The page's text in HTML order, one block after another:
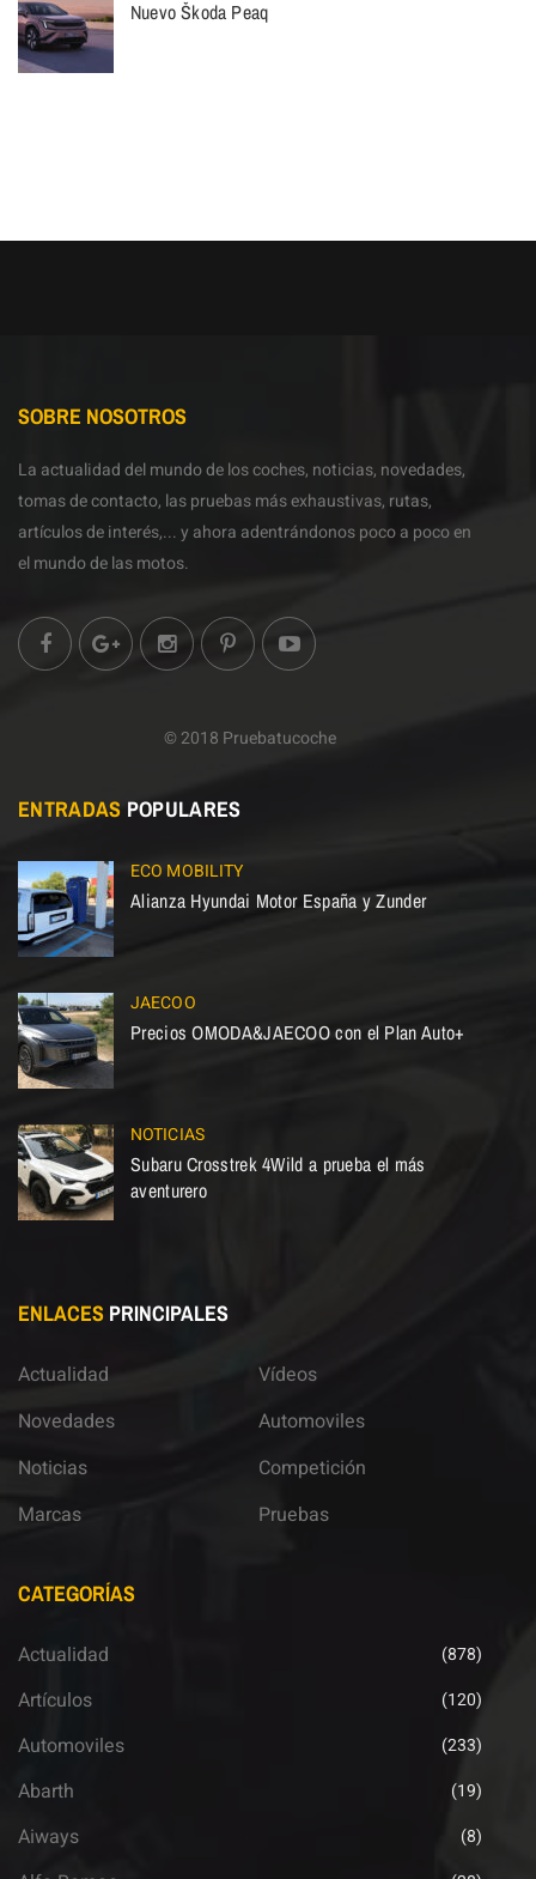
Nuevo Škoda Peaq
SOBRE NOSOTROS
La actualidad del mundo de los coches, noticias, novedades,
tomas de contacto, las pruebas más exhaustivas, rutas,
artículos de interés,... y ahora adentrándonos poco a poco en
el mundo de las motos.
© 2018 Pruebatucoche
ENTRADAS POPULARES
ECO MOBILITY
Alianza Hyundai Motor España y Zunder
JAECOO
Precios OMODA&JAECOO con el Plan Auto+
NOTICIAS
Subaru Crosstrek 4Wild a prueba el más
aventurero
ENLACES PRINCIPALES
Actualidad
Novedades
Noticias
Marcas
Vídeos
Automoviles
Competición
Pruebas
CATEGORÍAS
Actualidad (878)
Artículos (120)
Automoviles (233)
Abarth (19)
Aiways (8)